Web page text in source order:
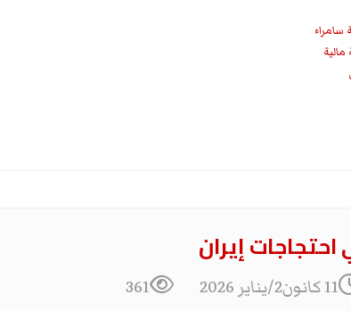
سامراء
11 كانون2/يناير 2026 361